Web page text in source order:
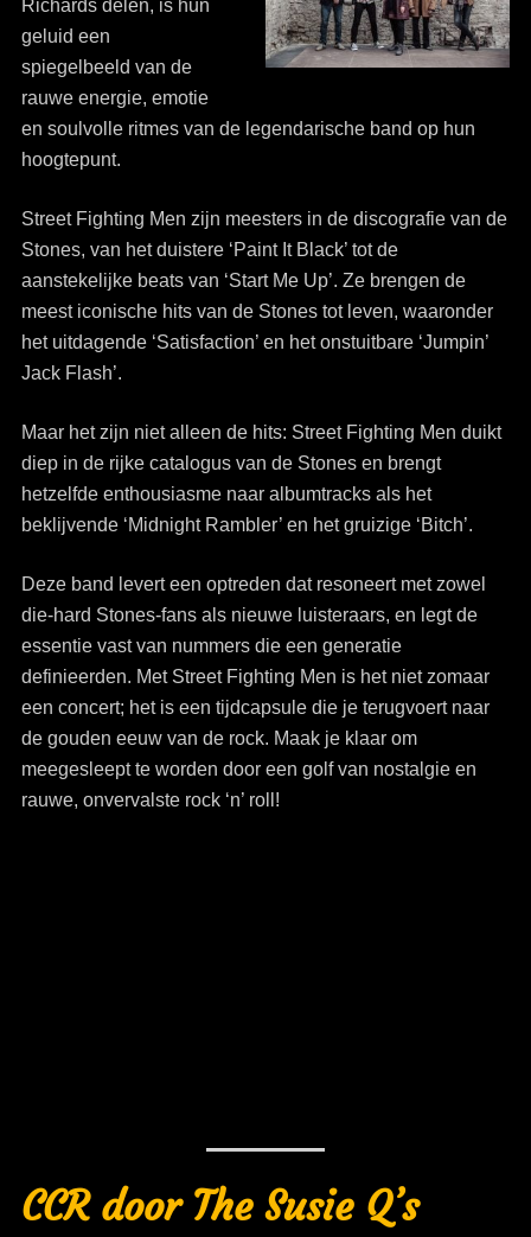
Richards delen, is hun
geluid een
spiegelbeeld van de
rauwe energie, emotie
en soulvolle ritmes van de legendarische band op hun
hoogtepunt.
Street Fighting Men zijn meesters in de discografie van de
Stones, van het duistere ‘Paint It Black’ tot de
aanstekelijke beats van ‘Start Me Up’. Ze brengen de
meest iconische hits van de Stones tot leven, waaronder
het uitdagende ‘Satisfaction’ en het onstuitbare ‘Jumpin’
Jack Flash’.
Maar het zijn niet alleen de hits: Street Fighting Men duikt
diep in de rijke catalogus van de Stones en brengt
hetzelfde enthousiasme naar albumtracks als het
beklijvende ‘Midnight Rambler’ en het gruizige ‘Bitch’.
Deze band levert een optreden dat resoneert met zowel
die-hard Stones-fans als nieuwe luisteraars, en legt de
essentie vast van nummers die een generatie
definieerden. Met Street Fighting Men is het niet zomaar
een concert; het is een tijdcapsule die je terugvoert naar
de gouden eeuw van de rock. Maak je klaar om
meegesleept te worden door een golf van nostalgie en
rauwe, onvervalste rock ‘n’ roll!
CCR door The Susie Q’s